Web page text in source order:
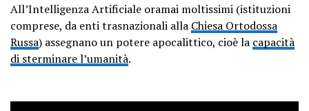
All’Intelligenza Artificiale oramai moltissimi (istituzioni
comprese, da enti trasnazionali alla Chiesa Ortodossa
Russa) assegnano un potere apocalittico, cioè la capacità
di sterminare l’umanità.